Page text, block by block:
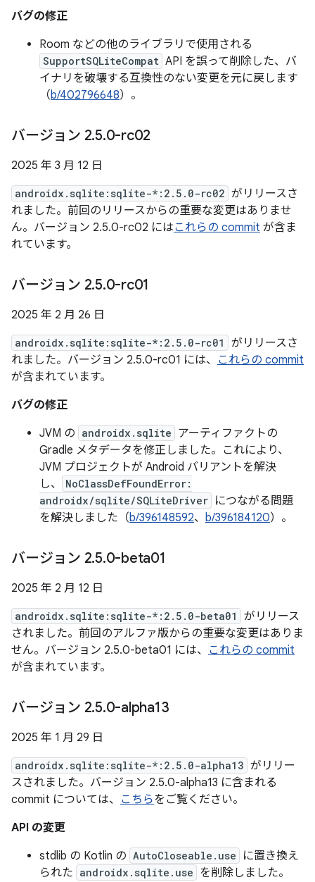
バグの修正
Room などの他のライブラリで使用される
SupportSQLiteCompat API を誤って削除した、バ
イナリを破壊する互換性のない変更を元に戻します
（b/402796648）。
バージョン 2.5.0-rc02
2025 年 3 月 12 日
androidx.sqlite:sqlite-*:2.5.0-rc02 がリリースさ
れました。前回のリリースからの重要な変更はありませ
ん。バージョン 2.5.0-rc02 にはこれらの commit が含ま
れています。
バージョン 2.5.0-rc01
2025 年 2 月 26 日
androidx.sqlite:sqlite-*:2.5.0-rc01
がリリースさ
れました。バージョン 2.5.0-rc01 には、 これらの commit
が含まれています。
バグの修正
JVM の androidx.sqlite アーティファクトの
Gradle メタデータを修正しました。これにより、
JVM プロジェクトが Android バリアントを解決
し、
NoClassDefFoundError:
androidx/sqlite/SQLiteDriver につながる問題
を解決しました（b/396148592、 b/396184120）。
バージョン 2.5.0-beta01
2025 年 2 月 12 日
androidx.sqlite:sqlite-*:2.5.0-beta01
がリリース
されました。前回のアルファ版からの重要な変更はありま
せん。バージョン 2.5.0-beta01 には、 これらの commit
が含まれています。
バージョン 2.5.0-alpha13
2025 年 1 月 29 日
androidx.sqlite:sqlite-*:2.5.0-alpha13 がリリー
スされました。バージョン 2.5.0-alpha13 に含まれる
commit については、 こちらをご覧ください。
API の変更
stdlib の Kotlin の AutoCloseable.use
に置き換え
られた androidx.sqlite.use を削除しました。